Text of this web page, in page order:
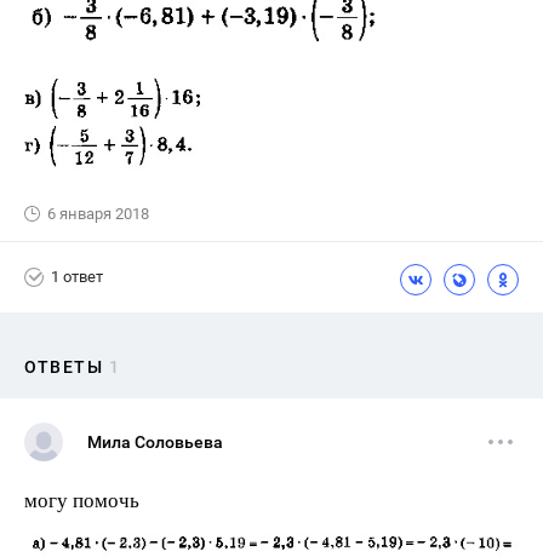
6 января 2018
1 ответ
ОТВЕТЫ 1
Мила Соловьева
могу помочь